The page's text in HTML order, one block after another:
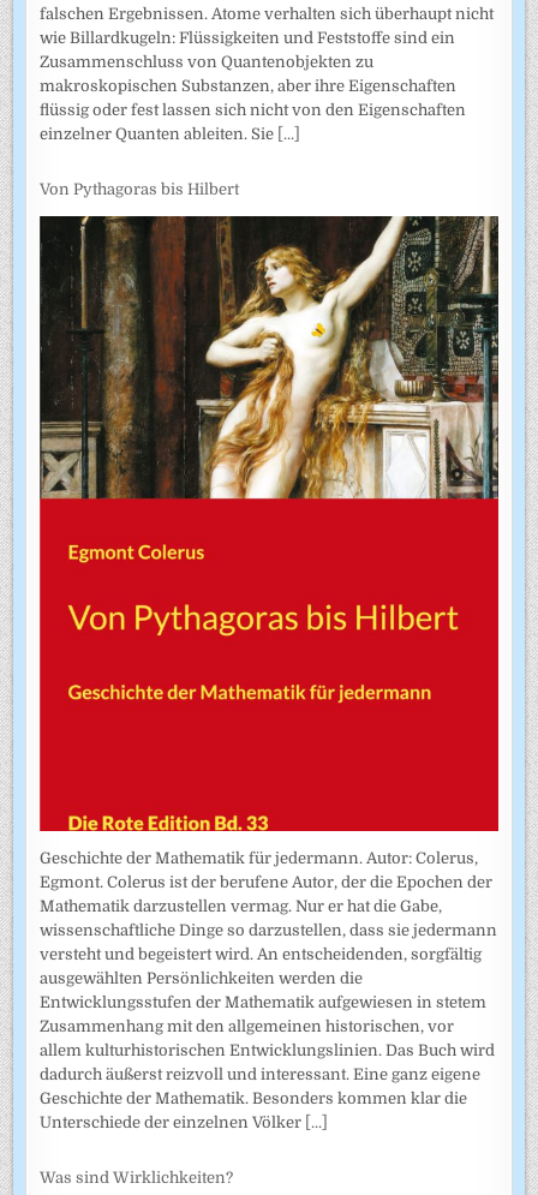
falschen Ergebnissen. Atome verhalten sich überhaupt nicht
wie Billardkugeln: Flüssigkeiten und Feststoffe sind ein
Zusammenschluss von Quantenobjekten zu
makroskopischen Substanzen, aber ihre Eigenschaften
flüssig oder fest lassen sich nicht von den Eigenschaften
einzelner Quanten ableiten. Sie [...]
Von Pythagoras bis Hilbert
Geschichte der Mathematik für jedermann. Autor: Colerus,
Egmont. Colerus ist der berufene Autor, der die Epochen der
Mathematik darzustellen vermag. Nur er hat die Gabe,
wissenschaftliche Dinge so darzustellen, dass sie jedermann
versteht und begeistert wird. An entscheidenden, sorgfältig
ausgewählten Persönlichkeiten werden die
Entwicklungsstufen der Mathematik aufgewiesen in stetem
Zusammenhang mit den allgemeinen historischen, vor
allem kulturhistorischen Entwicklungslinien. Das Buch wird
dadurch äußerst reizvoll und interessant. Eine ganz eigene
Geschichte der Mathematik. Besonders kommen klar die
Unterschiede der einzelnen Völker [...]
Was sind Wirklichkeiten?